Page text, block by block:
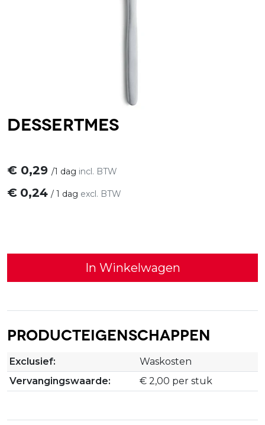
Dessertmes
€ 0,29 /1 dag incl. BTW
€ 0,24 / 1 dag excl. BTW
In Winkelwagen
Producteigenschappen
Exclusief:
Waskosten
Vervangingswaarde:
€ 2,00 per stuk